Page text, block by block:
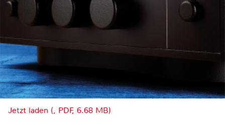
Jetzt laden (, PDF, 6.68 MB)